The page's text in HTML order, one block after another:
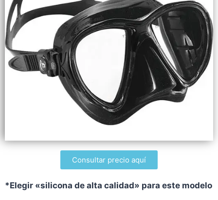
Consultar precio aquí
*Elegir «silicona de alta calidad» para este modelo